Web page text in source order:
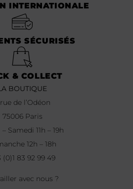
INTERNATIONALE
SÉCURISÉS
& COLLECT
BOUTIQUE
de l’Odéon
75006 Paris
Samedi 11h – 19h
12h – 18h
(0)1 83 92 99 49
avec nous ?